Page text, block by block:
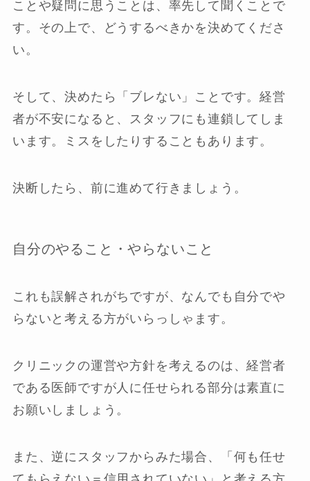
ことや疑問に思うことは、率先して聞くことで
す。その上で、どうするべきかを決めてくださ
い。
そして、決めたら「ブレない」ことです。経営
者が不安になると、スタッフにも連鎖してしま
います。ミスをしたりすることもあります。
決断したら、前に進めて行きましょう。
自分のやること・やらないこと
これも誤解されがちですが、なんでも自分でや
らないと考える方がいらっしゃます。
クリニックの運営や方針を考えるのは、経営者
である医師ですが人に任せられる部分は素直に
お願いしましょう。
また、逆にスタッフからみた場合、「何も任せ